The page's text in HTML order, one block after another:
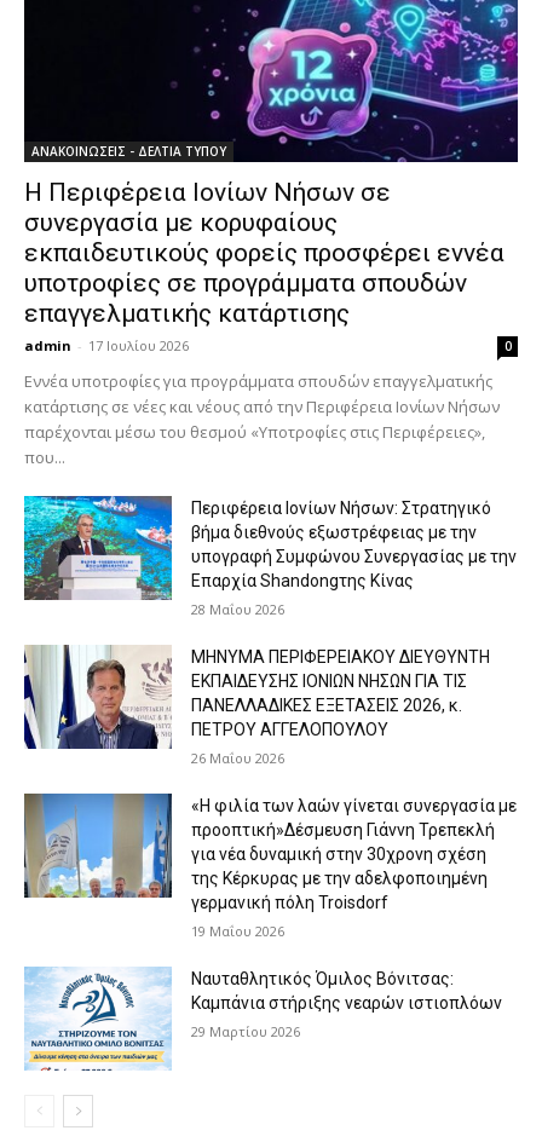
ΑΝΑΚΟΙΝΩΣΕΙΣ - ΔΕΛΤΙΑ ΤΥΠΟΥ
Η Περιφέρεια Ιονίων Νήσων σε
συνεργασία με κορυφαίους
εκπαιδευτικούς φορείς προσφέρει εννέα
υποτροφίες σε προγράμματα σπουδών
επαγγελματικής κατάρτισης
admin - 17 Ιουλίου 2026 0
Εννέα υποτροφίες για προγράμματα σπουδών επαγγελματικής
κατάρτισης σε νέες και νέους από την Περιφέρεια Ιονίων Νήσων
παρέχονται μέσω του θεσμού «Υποτροφίες στις Περιφέρειες»,
που...
Περιφέρεια Ιονίων Νήσων: Στρατηγικό
βήμα διεθνούς εξωστρέφειας με την
υπογραφή Συμφώνου Συνεργασίας με την
Επαρχία Shandongτης Κίνας
28 Μαΐου 2026
ΜΗΝΥΜΑ ΠΕΡΙΦΕΡΕΙΑΚΟΥ ΔΙΕΥΘΥΝΤΗ
ΕΚΠΑΙΔΕΥΣΗΣ ΙΟΝΙΩΝ ΝΗΣΩΝ ΓΙΑ ΤΙΣ
ΠΑΝΕΛΛΑΔΙΚΕΣ ΕΞΕΤΑΣΕΙΣ 2026, κ.
ΠΕΤΡΟΥ ΑΓΓΕΛΟΠΟΥΛΟΥ
26 Μαΐου 2026
«Η φιλία των λαών γίνεται συνεργασία με
προοπτική»Δέσμευση Γιάννη Τρεπεκλή
για νέα δυναμική στην 30χρονη σχέση
της Κέρκυρας με την αδελφοποιημένη
γερμανική πόλη Troisdorf
19 Μαΐου 2026
Ναυταθλητικός Όμιλος Βόνιτσας:
Καμπάνια στήριξης νεαρών ιστιοπλόων
29 Μαρτίου 2026